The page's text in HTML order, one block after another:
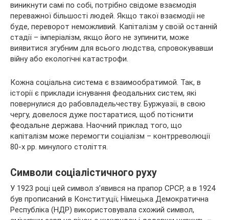
виникнути самі по собі, потрібно свідоме взаємодія
переважної більшості людей. Якщо такої взаємодії не
буде, переворот неможливий. Капіталізм у своїй останній
стадії – імперіалізм, якщо його не зупинити, може
виявитися згубним для всього людства, спровокувавши
війну або екологічні катастрофи.
Кожна соціальна система є взаимообратимой. Так, в
історії є приклади існування феодальних систем, які
повернулися до рабовладельчеству. Буржуазії, в свою
чергу, довелося дуже постаратися, щоб потіснити
феодальне держава. Наочний приклад того, що
капіталізм може перемогти соціалізм – контрреволюції
80-х рр. минулого століття.
Символи соціалістичного руху
У 1923 році цей символ з’явився на прапор СРСР, а в 1924
був прописаний в Конституції; Німецька Демократична
Республіка (НДР) використовувала схожий символ,